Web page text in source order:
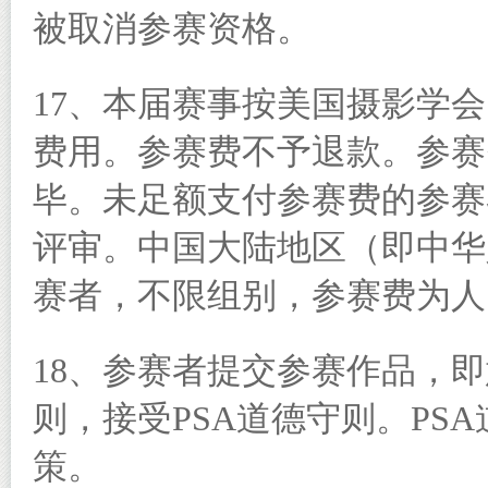
被取消参赛资格。
17、本届赛事按美国摄影学
费用。参赛费不予退款。参
毕。未足额支付参赛费的参
评审。中国大陆地区（即中
赛者，不限组别，参赛费为
18、参赛者提交参赛作品，
则，接受PSA道德守则。
策。